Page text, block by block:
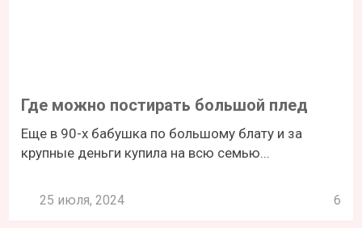
Где можно постирать большой плед
Еще в 90-х бабушка по большому блату и за
крупные деньги купила на всю семью...
25 июля, 2024 6